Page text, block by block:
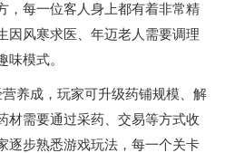
，每一位客人身上都有着非常精
因风寒求医、年迈老人需要调理
模式。
养成，玩家可升级药铺规模、解
材需要通过采药、交易等方式收
逐步熟悉游戏玩法，每一个关卡